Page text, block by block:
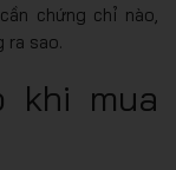
chứng chỉ nào,
ra sao.
khi mua